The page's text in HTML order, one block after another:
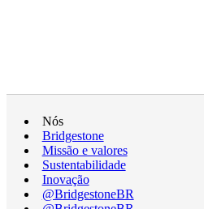
Nós
Bridgestone
Missão e valores
Sustentabilidade
Inovação
@BridgestoneBR